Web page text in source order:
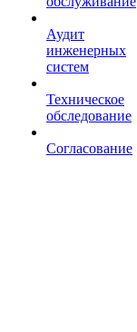
Аудит
инженерных
систем
Техническое
обследование
Согласование